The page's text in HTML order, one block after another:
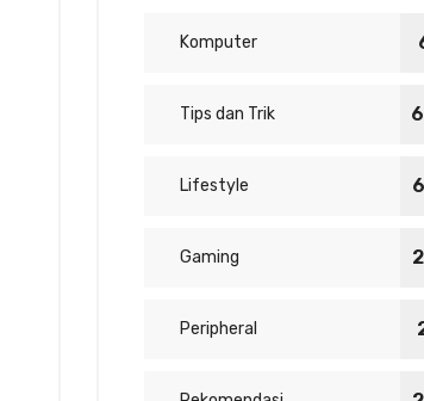
Komputer
Tips dan Trik
Lifestyle
Gaming
Peripheral